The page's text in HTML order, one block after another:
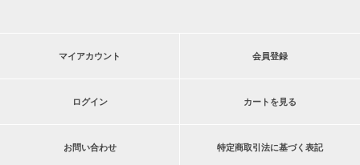
マイアカウント 会員登録
ログイン カートを見る
お問い合わせ 特定商取引法に基づく表記